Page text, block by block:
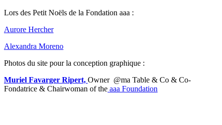
Lors des Petit Noëls de la Fondation aaa :
Aurore Hercher
Alexandra Moreno
Photos du site pour la conception graphique :
Muriel Favarger Ripert, Owner @ma Table & Co & Co-
Fondatrice & Chairwoman of the aaa Foundation